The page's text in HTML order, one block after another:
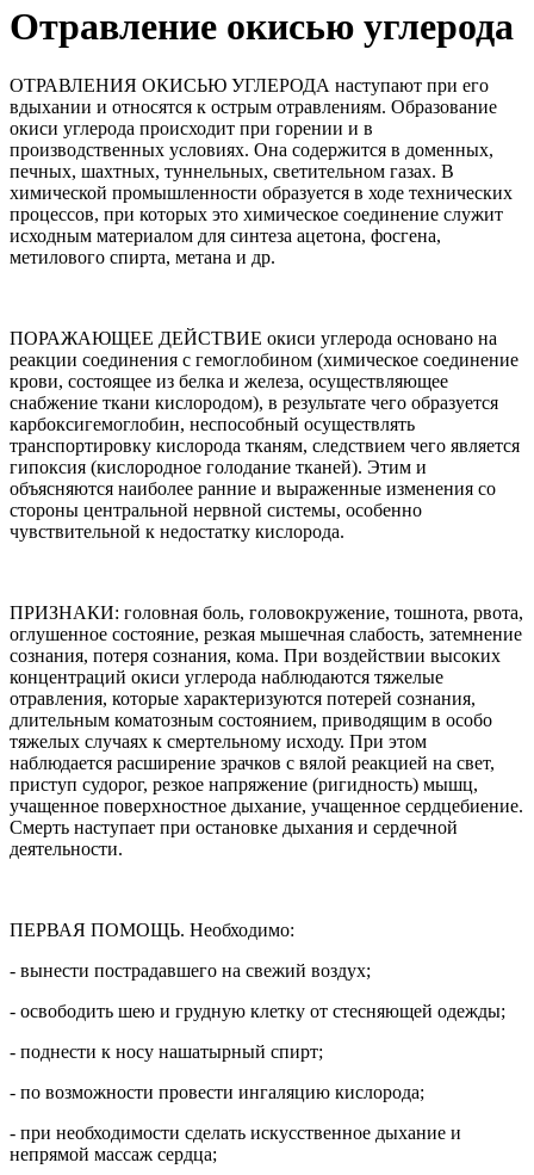
Отравление окисью углерода
ОТРАВЛЕНИЯ ОКИСЬЮ УГЛЕРОДА наступают при его
вдыхании и относятся к острым отравлениям. Образование
окиси углерода происходит при горении и в
производственных условиях. Она содержится в доменных,
печных, шахтных, туннельных, светительном газах. В
химической промышленности образуется в ходе технических
процессов, при которых это химическое соединение служит
исходным материалом для синтеза ацетона, фосгена,
метилового спирта, метана и др.
ПОРАЖАЮЩЕЕ ДЕЙСТВИЕ окиси углерода основано на
реакции соединения с гемоглобином (химическое соединение
крови, состоящее из белка и железа, осуществляющее
снабжение ткани кислородом), в результате чего образуется
карбоксигемоглобин, неспособный осуществлять
транспортировку кислорода тканям, следствием чего является
гипоксия (кислородное голодание тканей). Этим и
объясняются наиболее ранние и выраженные изменения со
стороны центральной нервной системы, особенно
чувствительной к недостатку кислорода.
ПРИЗНАКИ: головная боль, головокружение, тошнота, рвота,
оглушенное состояние, резкая мышечная слабость, затемнение
сознания, потеря сознания, кома. При воздействии высоких
концентраций окиси углерода наблюдаются тяжелые
отравления, которые характеризуются потерей сознания,
длительным коматозным состоянием, приводящим в особо
тяжелых случаях к смертельному исходу. При этом
наблюдается расширение зрачков с вялой реакцией на свет,
приступ судорог, резкое напряжение (ригидность) мышц,
учащенное поверхностное дыхание, учащенное сердцебиение.
Смерть наступает при остановке дыхания и сердечной
деятельности.
ПЕРВАЯ ПОМОЩЬ. Необходимо:
- вынести пострадавшего на свежий воздух;
- освободить шею и грудную клетку от стесняющей одежды;
- поднести к носу нашатырный спирт;
- по возможности провести ингаляцию кислорода;
- при необходимости сделать искусственное дыхание и
непрямой массаж сердца;